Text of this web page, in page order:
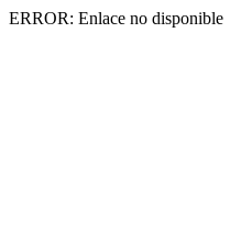
ERROR: Enlace no disponible